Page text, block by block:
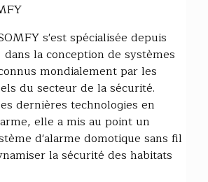
s'est spécialisée depuis
la conception de systèmes
mondialement par les
du secteur de la sécurité.
dernières technologies en
elle a mis au point un
d'alarme domotique sans fil
la sécurité des habitats